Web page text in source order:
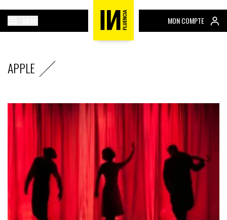
MON COMPTE
APPLE